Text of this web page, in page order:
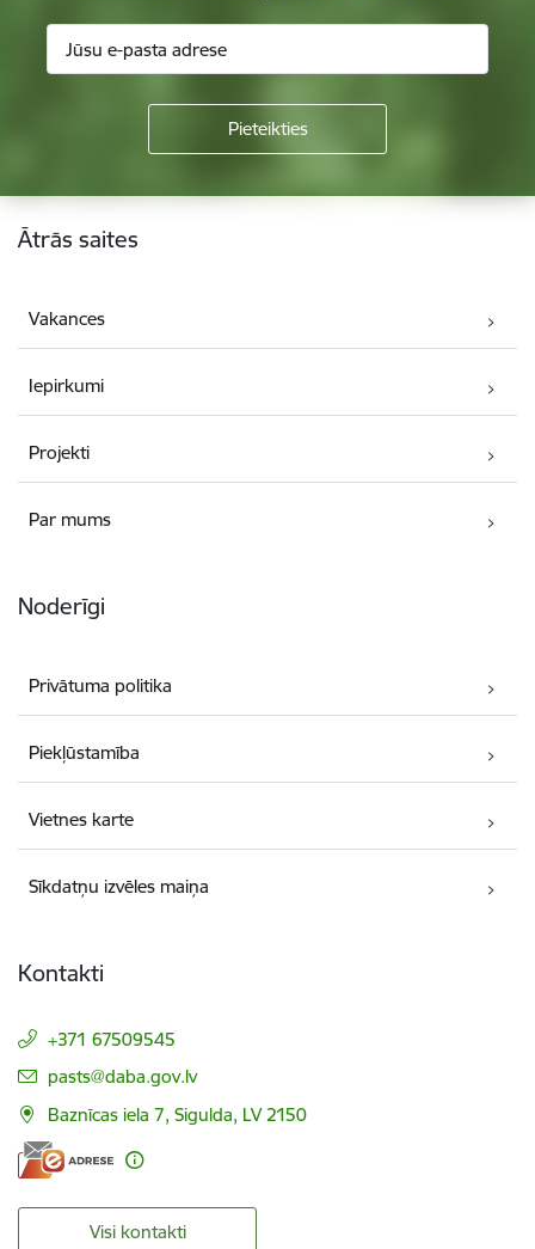
Kājene
Ātrās saites
Vakances
Iepirkumi
Projekti
Par mums
Noderīgi
Privātuma politika
Piekļūstamība
Vietnes karte
Sīkdatņu izvēles maiņa
Kontakti
+371 67509545
E-pasts:
pasts@daba.gov.lv
Baznīcas iela 7, Sigulda, LV 2150
Visi kontakti